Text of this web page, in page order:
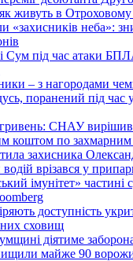
живуть в
«захисників неба»:
Сум під час атаки
– з нагородами
поранений під час
СНАУ
коштом по захмарним
захисника
врізався у
імунітет»
доступність
сховищ
діятиме
майже 90